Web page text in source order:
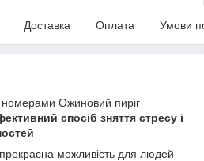
Доставка Оплата Умови
номерами Ожиновий пиріг
спосіб зняття стресу і
можливість для людей